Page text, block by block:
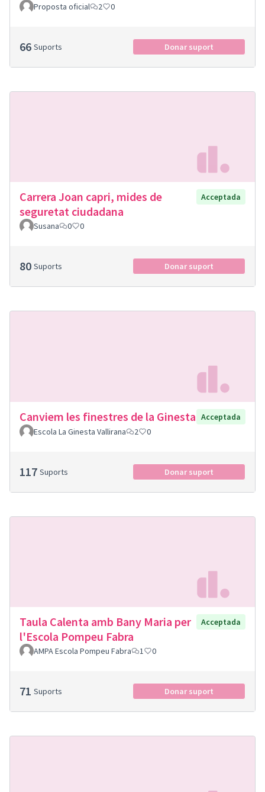
Proposta oficial 2 0
66 Suports Donar suport
Carrera Joan capri, mides de
seguretat ciudadana
Acceptada
Susana 0 0
80 Suports Donar suport
Canviem les finestres de la Ginesta Acceptada
Escola La Ginesta Vallirana
2 0
117 Suports Donar suport
Taula Calenta amb Bany Maria per
l'Escola Pompeu Fabra
Acceptada
AMPA Escola Pompeu Fabra 1 0
71 Suports Donar suport